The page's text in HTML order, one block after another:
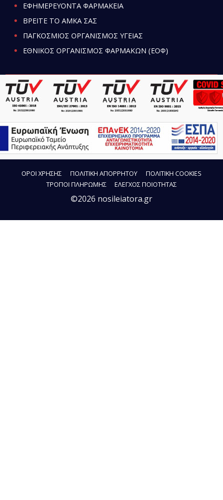
ΕΦΗΜΕΡΕΥΟΝΤΑ ΦΑΡΜΑΚΕΙΑ
ΒΡΕΙΤΕ ΤΟ ΑΜΚΑ ΣΑΣ
ΠΑΓΚΟΣΜΙΟΣ ΟΡΓΑΝΙΣΜΟΣ ΥΓΕΙΑΣ
ΕΘΝΙΚΟΣ ΟΡΓΑΝΙΣΜΟΣ ΦΑΡΜΑΚΩΝ (ΕΟΦ)
ΟΡΟΙ ΧΡΗΣΗΣ ΠΟΛΙΤΙΚΗ ΑΠΟΡΡΗΤΟΥ
ΠΟΛΙΤΙΚΗ COOKIES
ΤΡΟΠΟΙ ΠΛΗΡΩΜΗΣ
ΕΛΕΓΧΟΣ ΠΟΙΟΤΗΤΑΣ
©2026 nosileiatora.gr